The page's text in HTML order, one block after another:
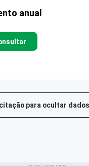
anual
para ocultar